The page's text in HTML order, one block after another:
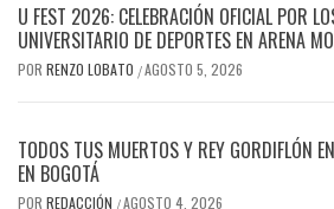
U FEST 2026: CELEBRACIÓN OFICIAL POR
UNIVERSITARIO DE DEPORTES EN ARENA
POR RENZO LOBATO /AGOSTO 5, 2026
TODOS TUS MUERTOS Y REY GORDIFLÓN
EN BOGOTÁ
POR REDACCIÓN /AGOSTO 4, 2026